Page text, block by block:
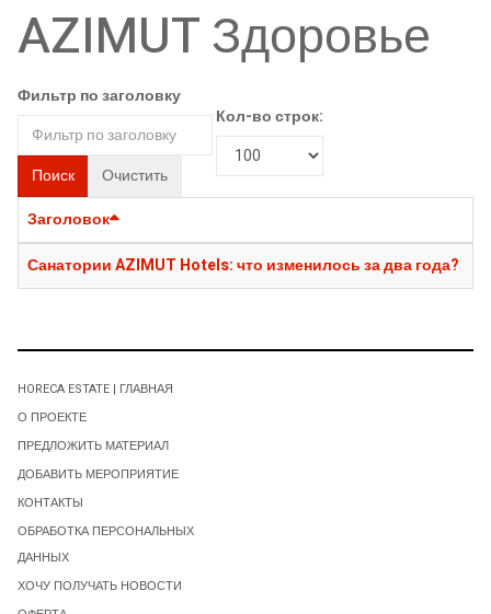
AZIMUT Здоровье
Фильтр по заголовку
Поиск Очистить
Кол-во строк:
Заголовок
Санатории AZIMUT Hotels: что изменилось за два года?
HORECA ESTATE | ГЛАВНАЯ
О ПРОЕКТЕ
ПРЕДЛОЖИТЬ МАТЕРИАЛ
ДОБАВИТЬ МЕРОПРИЯТИЕ
КОНТАКТЫ
ОБРАБОТКА ПЕРСОНАЛЬНЫХ
ДАННЫХ
ХОЧУ ПОЛУЧАТЬ НОВОСТИ